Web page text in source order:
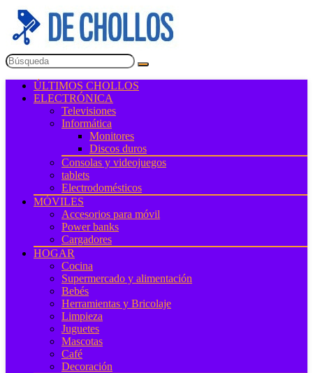
ÚLTIMOS CHOLLOS
ELECTRÓNICA
Televisiones
Informática
Monitores
Discos duros
Consolas y videojuegos
tablets
Electrodomésticos
MÓVILES
Accesorios para móvil
Power banks
Cargadores
HOGAR
Cocina
Supermercado y alimentación
Bebés
Herramientas y Bricolaje
Limpieza
Juguetes
Mascotas
Café
Decoración